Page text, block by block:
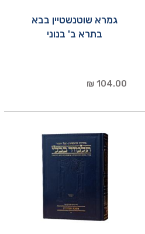
גמרא שוטנשטיין בבא
בתרא ב' בנוני
104.00 ₪